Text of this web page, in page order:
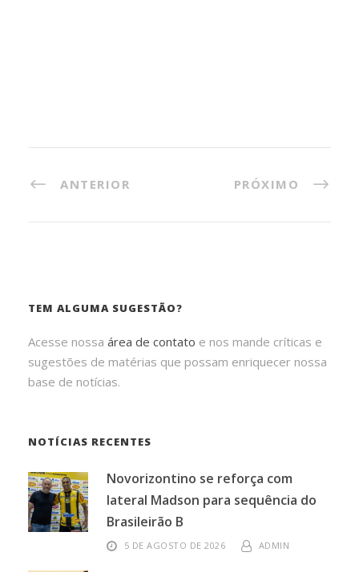
ANTERIOR PRÓXIMO
TEM ALGUMA SUGESTÃO?
Acesse nossa área de contato e nos mande críticas e
sugestões de matérias que possam enriquecer nossa
base de notícias.
NOTÍCIAS RECENTES
Novorizontino se reforça com
lateral Madson para sequência do
Brasileirão B
5 DE AGOSTO DE 2026 ADMIN